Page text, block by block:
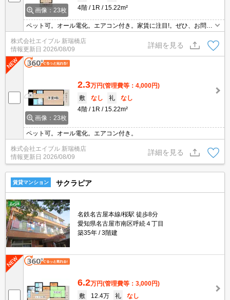
画像：23枚
4階
1R 15.22m²
ペット可。オール電化。エアコン付き。家賃に注目!。ぜひ、お問い
株式会社エイブル 新瑞橋店
情報更新日 2026/08/09
詳細を見る
画像：23枚
2.3万円(管理費等：4,000円)
敷
なし 礼
なし
4階
1R 15.22m²
ペット可。オール電化。エアコン付き。
株式会社エイブル 新瑞橋店
情報更新日 2026/08/09
詳細を見る
賃貸マンション サクラピア
名鉄名古屋本線/桜駅 徒歩8分
愛知県名古屋市南区呼続４丁目
築35年
3階建
6.2万円(管理費等：3,000円)
敷
12.4万 礼
なし